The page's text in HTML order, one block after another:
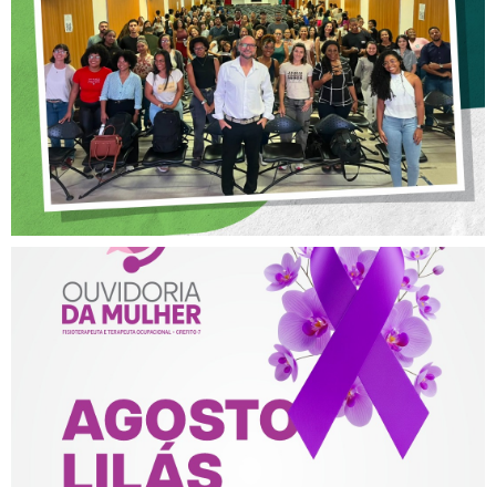
POSTURA PROFISSIONAL
NA FISIOTERAPIA
AGOSTO LILÁS – ACOLHER,
PROTEGER E COMBATER A
VIOLÊNCIA CONTRA A
MULHER